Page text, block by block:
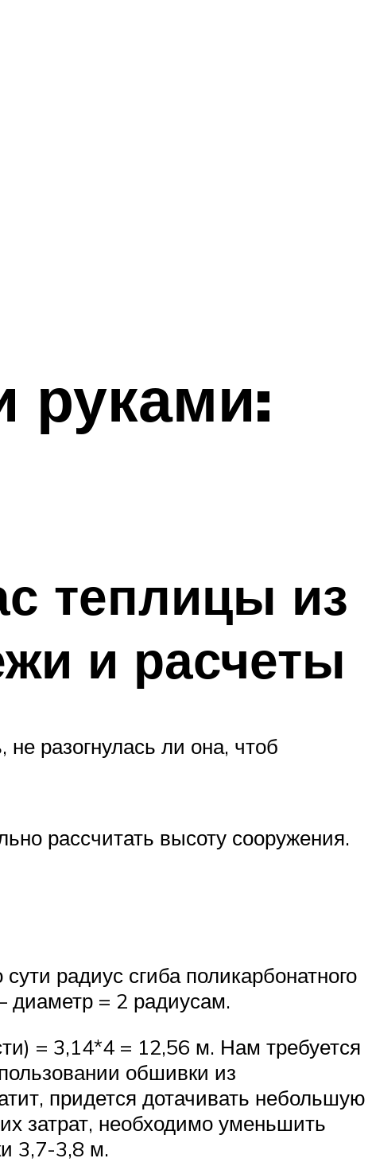
руками:
теплицы из
и расчеты
разогнулась ли она, чтоб
рассчитать высоту сооружения.
радиус сгиба поликарбонатного
диаметр = 2 радиусам.
= 3,14*4 = 12,56 м. Нам требуется
обшивки из
придется дотачивать небольшую
затрат, необходимо уменьшить
3,7-3,8 м.